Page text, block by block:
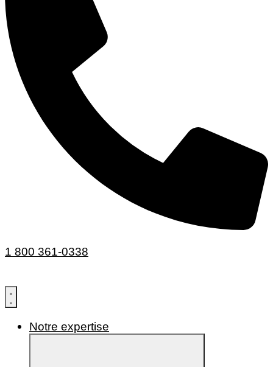
1 800 361-0338
Notre expertise